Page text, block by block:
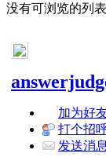
没有可浏览的列表
加为好
打个招
发送消息